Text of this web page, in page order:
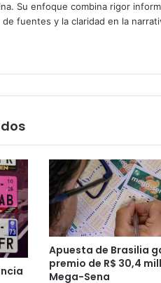
Su enfoque combina rigor
de fuentes y la claridad en la
Apuesta de Brasilia
premio de R$ 30,4
Mega-Sena